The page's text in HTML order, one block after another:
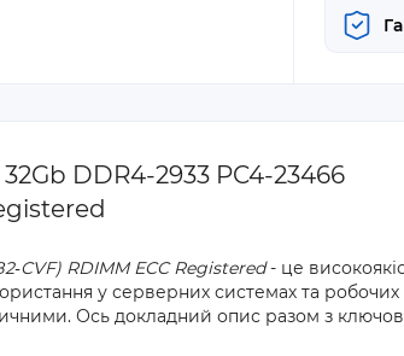
DDR4-2933 PC4-23466
RDIMM ECC Registered- це
у серверних системах та робочих
Ось докладний опис разом з